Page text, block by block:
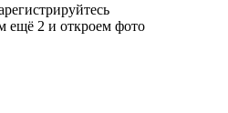
ещё 2 и откроем фото